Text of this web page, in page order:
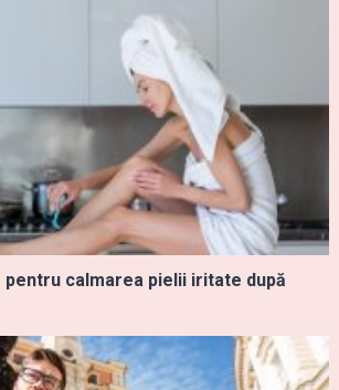
calmarea pielii iritate după